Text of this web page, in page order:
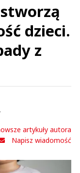
dzieci.
z
artykuły autora
Napisz wiadomość